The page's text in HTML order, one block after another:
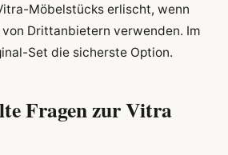
Möbelstücks erlischt, wenn
Drittanbietern verwenden. Im
Set die sicherste Option.
Fragen zur Vitra